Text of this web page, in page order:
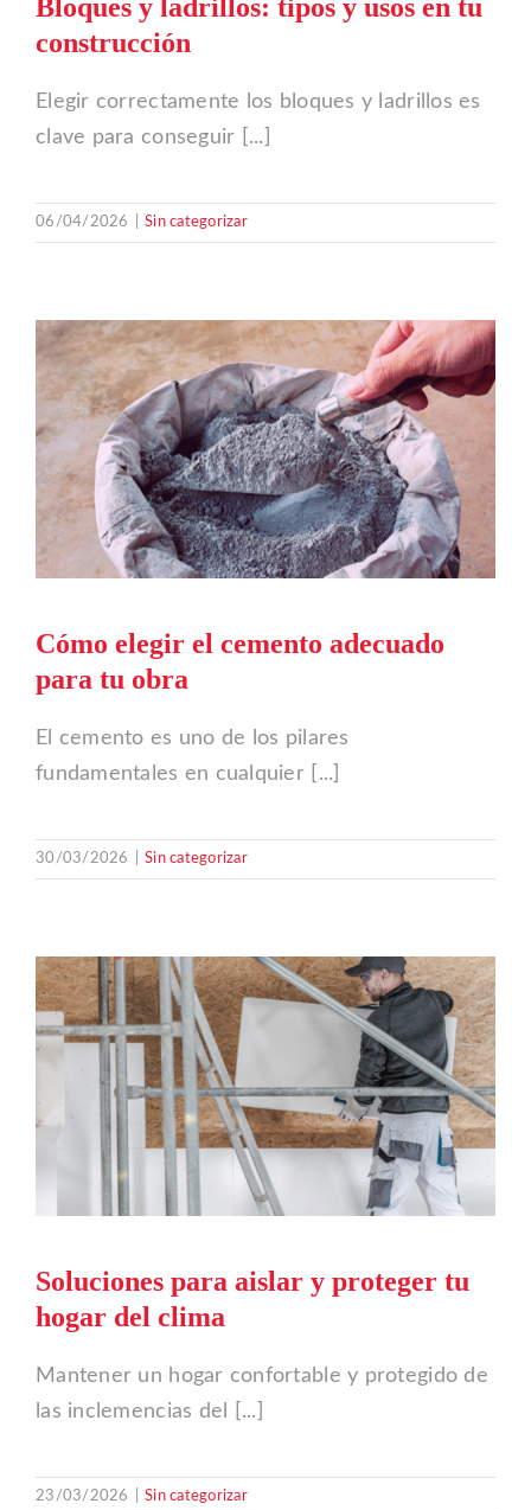
Bloques y ladrillos: tipos y usos en tu
construcción
Elegir correctamente los bloques y ladrillos es
clave para conseguir [...]
06/04/2026 Sin categorizar
Cómo elegir el cemento adecuado
para tu obra
El cemento es uno de los pilares
fundamentales en cualquier [...]
30/03/2026 Sin categorizar
Soluciones para aislar y proteger tu
hogar del clima
Mantener un hogar confortable y protegido de
las inclemencias del [...]
23/03/2026 Sin categorizar